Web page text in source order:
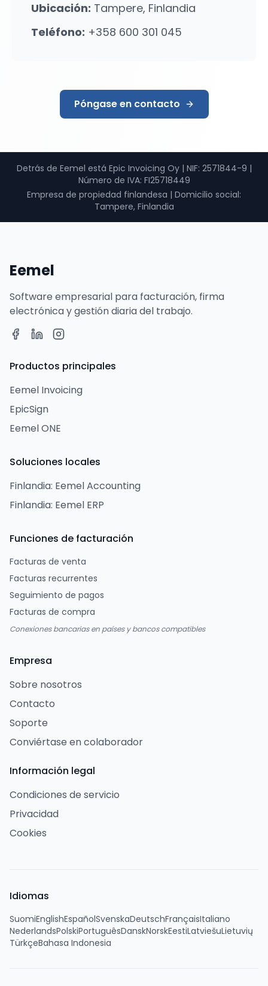
Ubicación: Tampere, Finlandia
Teléfono: +358 600 301 045
Póngase en contacto
Detrás de Eemel está Epic Invoicing Oy| NIF: 2571844-9 |
Número de IVA: FI25718449
Empresa de propiedad finlandesa | Domicilio social:
Tampere, Finlandia
Eemel
Software empresarial para facturación, firma
electrónica y gestión diaria del trabajo.
Productos principales
Eemel Invoicing
EpicSign
Eemel ONE
Soluciones locales
Finlandia: Eemel Accounting
Finlandia: Eemel ERP
Funciones de facturación
Facturas de venta
Facturas recurrentes
Seguimiento de pagos
Facturas de compra
Conexiones bancarias en países y bancos compatibles
Empresa
Sobre nosotros
Contacto
Soporte
Conviértase en colaborador
Información legal
Condiciones de servicio
Privacidad
Cookies
Idiomas
SuomiEnglishEspañolSvenskaDeutschFrançaisItaliano
NederlandsPolskiPortuguêsDanskNorskEestiLatviešuLietuvių
TürkçeBahasa Indonesia